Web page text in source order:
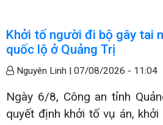
Khởi tố người đi bộ gây tai
quốc lộ ở Quảng Trị
Nguyên Linh | 07/08/2026 - 11:04
Ngày 6/8, Công an tỉnh
quyết định khởi tố vụ án,